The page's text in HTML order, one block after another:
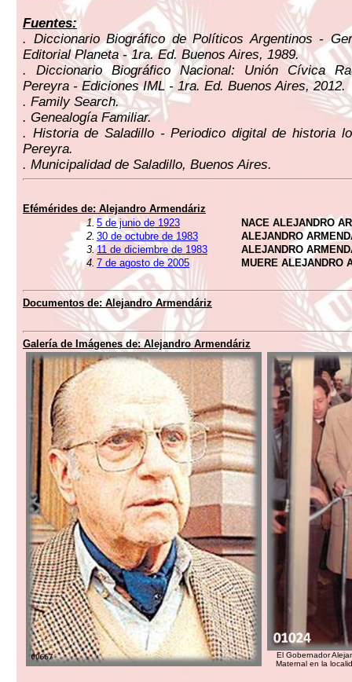
Fuentes:
. Diccionario Biográfico de Políticos Argentinos -
Editorial Planeta - 1ra. Ed. Buenos Aires, 1989.
. Diccionario Biográfico Nacional: Unión Cívica
Pereyra - Ediciones IML - 1ra. Ed. Buenos Aires, 2012.
. Family Search.
. Genealogía Familiar.
. Historia de Saladillo - Periodico digital de historia
Pereyra.
. Municipalidad de Saladillo, Buenos Aires.
Efémérides de: Alejandro Armendáriz
1. 5 de junio de 1923
NACE ALEJANDRO
2. 30 de octubre de 1983
ALEJANDRO
3.11 de diciembre de 1983
ALEJANDRO
4. 7 de agosto de 2005 MUERE ALEJANDRO
Documentos de:Alejandro Armendáriz
Galería de Imágenes de:Alejandro Armendáriz
El Gobernador
Maternal en la